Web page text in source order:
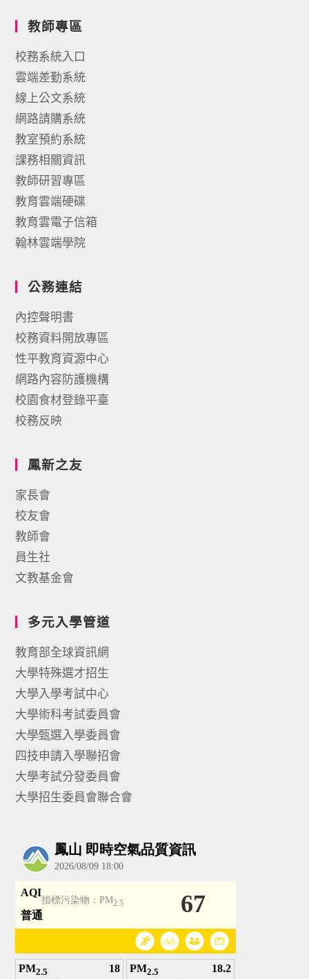
教師專區
校務系統入口
雲端差勤系統
線上公文系統
網路請購系統
教室預約系統
課務相關資訊
教師研習專區
教育雲端硬碟
教育雲電子信箱
翰林雲端學院
公務連結
內控聲明書
校務資料開放專區
性平教育資源中心
網路內容防護機構
校園食材登錄平臺
校務反映
鳳新之友
家長會
校友會
教師會
員生社
文教基金會
多元入學管道
教育部全球資訊網
大學特殊選才招生
大學入學考試中心
大學術科考試委員會
大學甄選入學委員會
四技申請入學聯招會
大學考試分發委員會
大學招生委員會聯合會